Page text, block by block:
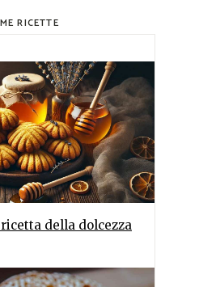
RICETTE
della dolcezza